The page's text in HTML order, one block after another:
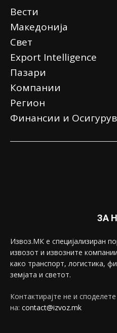
Вести
Македонија
Свет
Еxport Intelligence
Пазари
Компании
Регион
Финансии и
ЗА
Извоз.МК е специјализиран
извозот и извозните
како транспорт, логистика,
земјата и светот.
Контактирајте не и
на: contact@izvoz.mk